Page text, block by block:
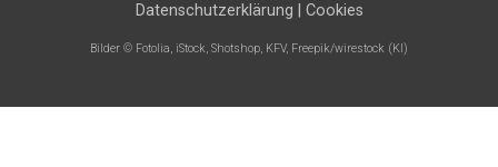
Datenschutzerklärung
Cookies
Bilder © Fotolia, iStock, Shotshop, KFV, Freepik/wirestock (KI)